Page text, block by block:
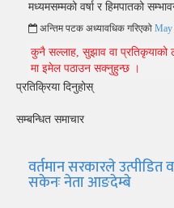
मध्यमसम्मको वर्षा र हिमपातको
अन्तिम पटक अध्यावधिक गरिएको May
कुनै सल्लाह, सुझाव वा प्रतिकृयाको
मा इमेल पठाउन सक्नुहुन्छ ।
प्रतिक्रिया दिनुहोस्
सम्बन्धित समाचार
वर्तमान सरकारले उत्पीडित
सकेनः नेता आङदेम्बे